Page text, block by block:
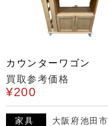
カウンターワゴン
買取参考価格
¥200
家具 大阪府池田市